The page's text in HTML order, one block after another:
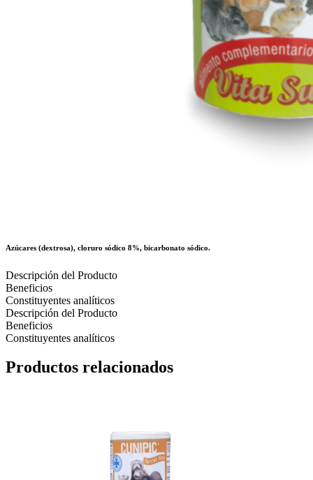
Azúcares (dextrosa), cloruro sódico 8%, bicarbonato sódico.
Descripción del Producto
Beneficios
Constituyentes analíticos
Descripción del Producto
Beneficios
Constituyentes analíticos
Productos relacionados